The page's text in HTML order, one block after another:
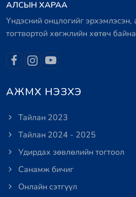
АЛСЫН ХАРАА
Үндэсний онцлогийг
тогтвортой хөгжлийн хөтөч
АЖМХ НЭЗХЭ
Тайлан 2023
Тайлан 2024 - 2025
Удирдах зөвлөлийн тогтоол
Санамж бичиг
Онлайн сэтгүүл